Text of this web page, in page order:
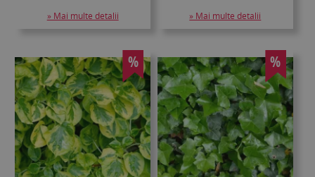
» Mai multe detalii » Mai multe detalii
% %